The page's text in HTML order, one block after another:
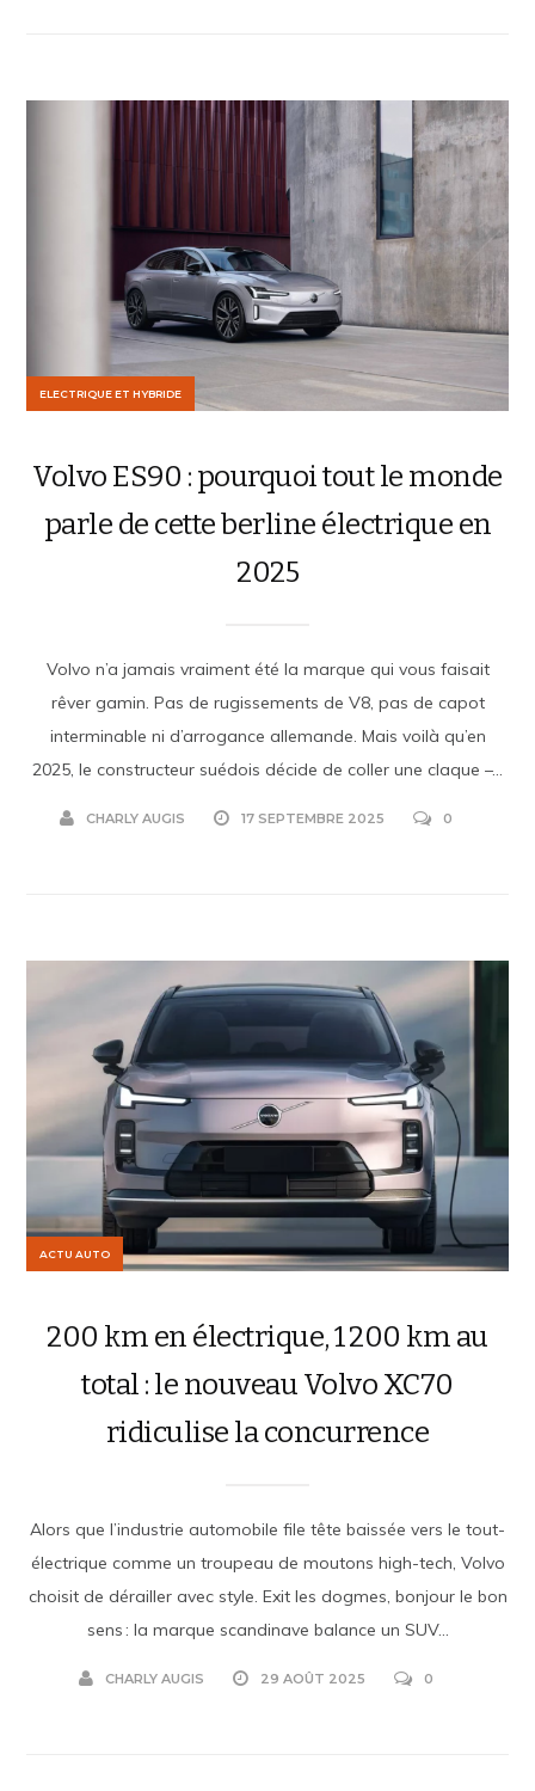
ELECTRIQUE ET HYBRIDE
Volvo ES90 : pourquoi tout le monde
parle de cette berline électrique en
2025
Volvo n’a jamais vraiment été la marque qui vous faisait
rêver gamin. Pas de rugissements de V8, pas de capot
interminable ni d’arrogance allemande. Mais voilà qu’en
2025, le constructeur suédois décide de coller une claque –...
CHARLY AUGIS 17 SEPTEMBRE 2025 0
ACTU AUTO
200 km en électrique, 1 200 km au
total : le nouveau Volvo XC70
ridiculise la concurrence
Alors que l’industrie automobile file tête baissée vers le tout-
électrique comme un troupeau de moutons high-tech, Volvo
choisit de dérailler avec style. Exit les dogmes, bonjour le bon
sens : la marque scandinave balance un SUV...
CHARLY AUGIS 29 AOÛT 2025 0